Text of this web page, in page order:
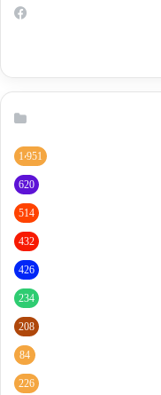
1٬951
620
514
432
426
234
208
84
226